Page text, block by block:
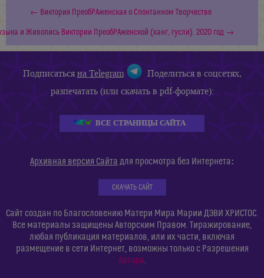
← Виктория ПреобРАженская о Спонтанном Творчестве
и Живопись Виктории ПреобРАженской (ханг, гусли). 2020 год →
Подписатьсяна Telegram
Поделиться в соцсетях,
разпечатать (или скачать в pdf-формате):
ВСЕ СТРАНИЦЫ САЙТА
Архивная версия Сайта для просмотра без Интернета:
СКАЧАТЬ САЙТ
Сайт создан по Благословению Матери Мира Марии ДЭВИ ХРИСТОС.
Все материалы защищены Авторским Правом. Тиражирование,
любая публикация материалов, или их части, включая
размещение в сети Интернет, возможны только с Разрешения
Автора.